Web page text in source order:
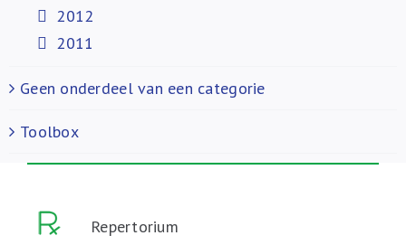
2012
2011
Geen onderdeel van een categorie
Toolbox
Repertorium